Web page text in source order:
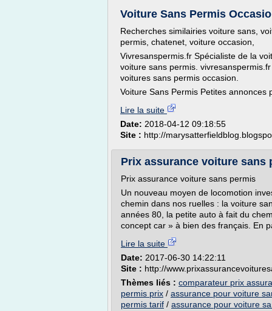
Voiture Sans Permis
Recherches similairies voiture sans,
permis, chatenet, voiture occasion,
Vivresanspermis.fr Spécialiste de la
voiture sans permis.
voitures sans permis occasion.
Voiture Sans Permis Petites annonces
Lire la suite
Date: 2018-04-12 09:18:55
Site : http://
Prix assurance voiture sans
Prix assurance voiture sans permis
Un nouveau moyen de locomotion
chemin dans nos ruelles : la voiture
années 80, la petite auto à fait du
concept car » à bien des français. En
Lire la suite
Date: 2017-06-30 14:22:11
Site : http://
Thèmes liés : comparateur prix
permis prix / assurance pour voiture
permis tarif / assurance pour voiture